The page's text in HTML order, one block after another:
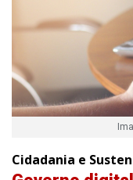
Cidadania e